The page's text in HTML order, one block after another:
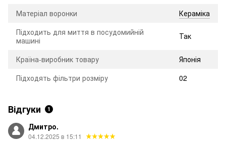
Матеріал воронки
Кераміка
Підходить для миття в посудомийній
машині
Так
Країна-виробник товару
Японія
Підходять фільтри розміру
02
Відгуки 1
Дмитро.
04.12.2025 в 15:11